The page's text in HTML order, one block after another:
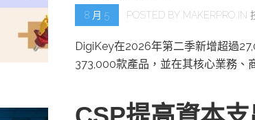
8 月 5 POSTED BY MAKERPRO IN
DigiKey在2026年第二季新增超過
373,000款產品，並在其核心業務、